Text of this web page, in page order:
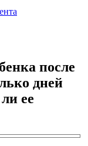
после
дней
ее